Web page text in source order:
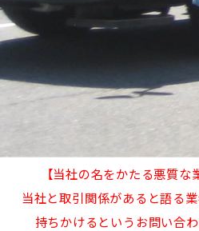
【当社の名をかたる悪質な
当社と取引関係があると語る
持ちかけるというお問い合